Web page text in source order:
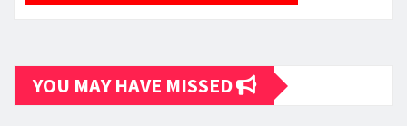
YOU MAY HAVE MISSED